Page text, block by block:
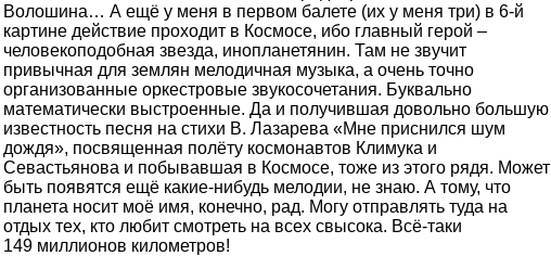
Волошина… А ещё у меня в первом балете (их у меня три) в 6-й
картине действие проходит в Космосе, ибо главный герой –
человекоподобная звезда, инопланетянин. Там не звучит
привычная для землян мелодичная музыка, а очень точно
организованные оркестровые звукосочетания. Буквально
математически выстроенные. Да и получившая довольно большую
известность песня на стихи В. Лазарева «Мне приснился шум
дождя», посвященная полёту космонавтов Климука и
Севастьянова и побывавшая в Космосе, тоже из этого рядя. Может
быть появятся ещё какие-нибудь мелодии, не знаю. А тому, что
планета носит моё имя, конечно, рад. Могу отправлять туда на
отдых тех, кто любит смотреть на всех свысока. Всё-таки
149 миллионов километров!